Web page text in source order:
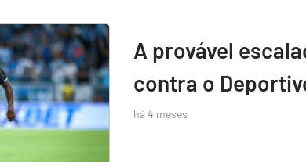
A provável
contra o
há 4 meses